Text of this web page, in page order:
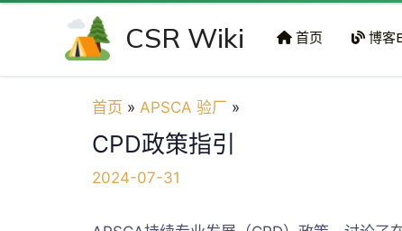
CSR Wiki 首页 博
首页 APSCA 验厂
CPD政策指引
2024-07-31